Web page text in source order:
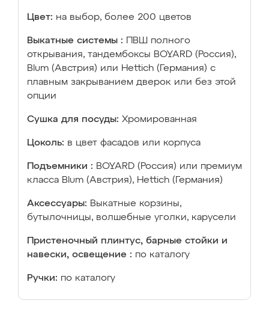
Цвет: на выбор, более 200 цветов
Выкатные системы :
ПВШ полного
открывания, тандембоксы BOYARD (Россия),
Blum (Австрия) или Hettich (Германия) с
плавным закрыванием дверок или без этой
опции
Сушка для посуды: Хромированная
Цоколь: в цвет фасадов или корпуса
Подъемники : BOYARD (Россия) или премиум
класса Blum (Австрия), Hettich (Германия)
Аксессуары: Выкатные корзины,
бутылочницы, волшебные уголки, карусели
Пристеночный плинтус, барные стойки и
навески, освещение : по каталогу
Ручки: по каталогу